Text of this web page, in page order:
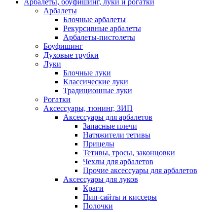
Арбалеты
Блочные арбалеты
Рекурсивные арбалеты
Арбалеты-пистолеты
Боуфишинг
Духовые трубки
Луки
Блочные луки
Классические луки
Традиционные луки
Рогатки
Аксессуары, тюнинг, ЗИП
Аксессуары для арбалетов
Запасные плечи
Натяжители тетивы
Прицелы
Тетивы, тросы, законцовки
Чехлы для арбалетов
Прочие аксессуары для арбалетов
Аксессуары для луков
Краги
Пип-сайты и киссеры
Полочки